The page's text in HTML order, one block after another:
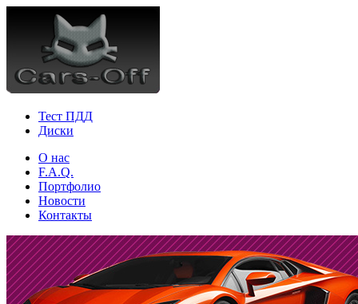
Тест ПДД
Диски
О нас
F.A.Q.
Портфолио
Новости
Контакты